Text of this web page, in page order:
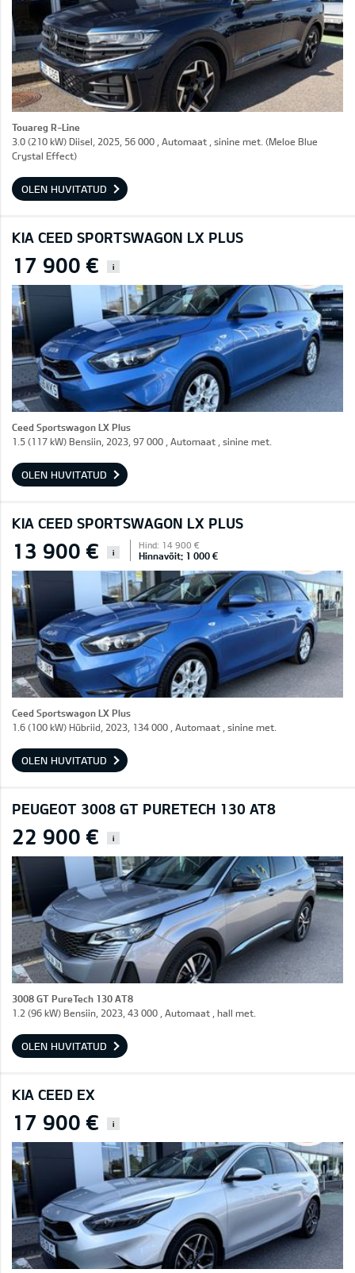
Touareg R-Line
3.0 (210 kW) Diisel, 2025, 56 000 , Automaat , sinine met. (Meloe Blue
Crystal Effect)
OLEN HUVITATUD
KIA CEED SPORTSWAGON LX PLUS
17 900 € i
Ceed Sportswagon LX Plus
1.5 (117 kW) Bensiin, 2023, 97 000 , Automaat , sinine met.
OLEN HUVITATUD
KIA CEED SPORTSWAGON LX PLUS
13 900 € i
Hind: 14 900 €
Hinnavõit: 1 000 €
Ceed Sportswagon LX Plus
1.6 (100 kW) Hübriid, 2023, 134 000 , Automaat , sinine met.
OLEN HUVITATUD
PEUGEOT 3008 GT PURETECH 130 AT8
22 900 € i
3008 GT PureTech 130 AT8
1.2 (96 kW) Bensiin, 2023, 43 000 , Automaat , hall met.
OLEN HUVITATUD
KIA CEED EX
17 900 € i